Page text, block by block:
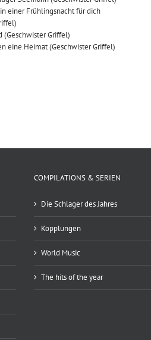
einer Frühlingsnacht für dich
(Geschwister Griffel)
eine Heimat (Geschwister Griffel)
COMPILATIONS & SERIEN
Die Schlager des Jahres
Kopplungen
World Music
The hits of the year